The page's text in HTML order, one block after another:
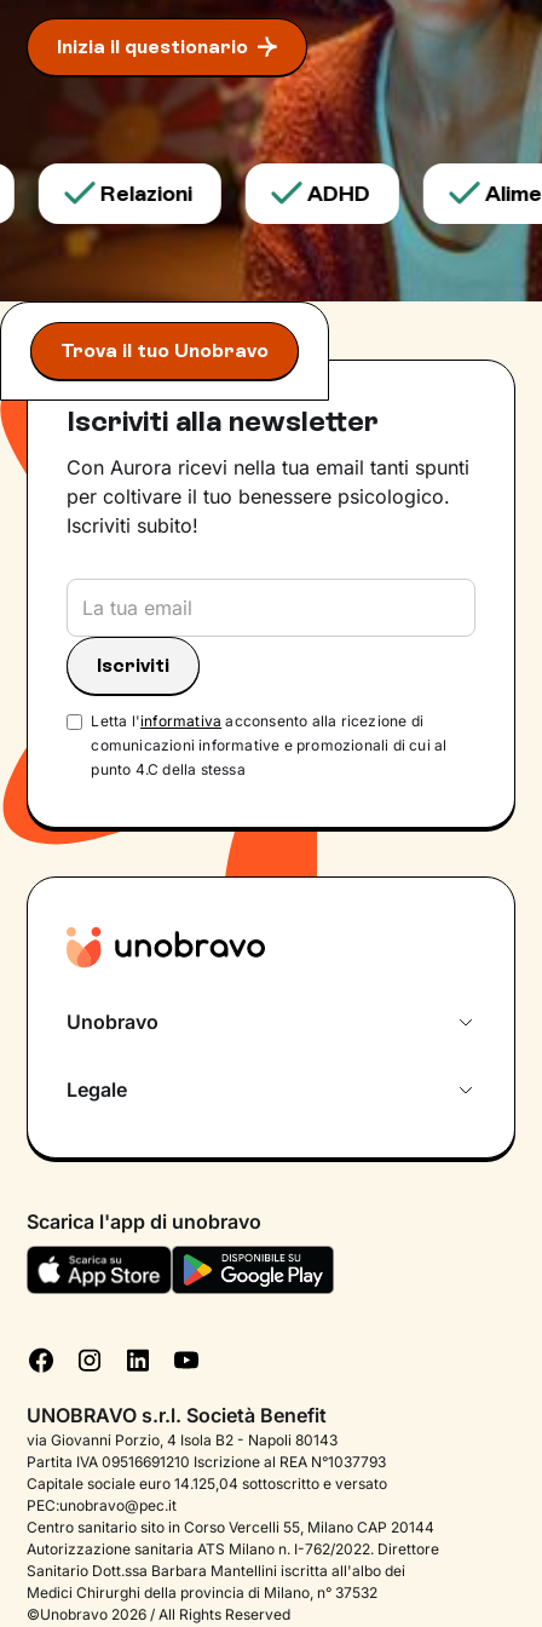
Inizia il questionario
Relazioni ADHD
Trova il tuo Unobravo
Iscriviti alla newsletter
Con Aurora ricevi nella tua email tanti spunti
per coltivare il tuo benessere psicologico.
Iscriviti subito!
Letta l'informativa acconsento alla ricezione di
comunicazioni informative e promozionali di cui al
punto 4.C della stessa
Unobravo
Psicologo in chat
Aiuto urgente
FAQ
Podcast di psicologia
Corporate
Psicologo italiano all'estero
Approfondimenti sulla salute mentale
Sala stampa
Legale
Termini e condizioni
Informativa Privacy
Cookie policy
Gestisci cookie
Scarica l'app di unobravo
UNOBRAVO s.r.l. Società Benefit
via Giovanni Porzio, 4 Isola B2 - Napoli 80143
Partita IVA 09516691210 Iscrizione al REA N°1037793
Capitale sociale euro 14.125,04 sottoscritto e versato
PEC:unobravo@pec.it
Centro sanitario sito in Corso Vercelli 55, Milano CAP 20144
Autorizzazione sanitaria ATS Milano n. I-762/2022. Direttore
Sanitario Dott.ssa Barbara Mantellini iscritta all'albo dei
Medici Chirurghi della provincia di Milano, n° 37532
©Unobravo 2026 / All Rights Reserved